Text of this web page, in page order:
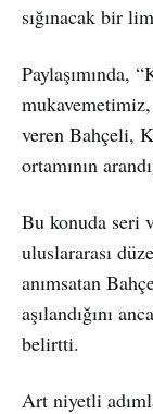
sığınacak bir
Paylaşımında,
veren Bahçeli,
ortamının
Bu konuda seri
uluslararası
anımsatan
aşılandığını
belirtti.
Art niyetli